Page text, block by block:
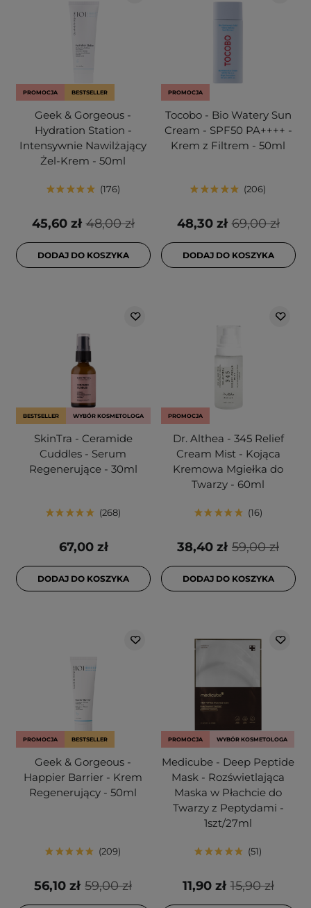
PROMOCJA BESTSELLER
Geek & Gorgeous -
Hydration Station -
Intensywnie Nawilżający
Żel-Krem - 50ml
176
48,00 zł
45,60 zł
DODAJ DO KOSZYKA
PROMOCJA
Tocobo - Bio Watery Sun
Cream - SPF50 PA++++ -
Krem z Filtrem - 50ml
206
69,00 zł
48,30 zł
DODAJ DO KOSZYKA
BESTSELLER WYBÓR KOSMETOLOGA
SkinTra - Ceramide
Cuddles - Serum
Regenerujące - 30ml
268
67,00 zł
DODAJ DO KOSZYKA
PROMOCJA
Dr. Althea - 345 Relief
Cream Mist - Kojąca
Kremowa Mgiełka do
Twarzy - 60ml
16
59,00 zł
38,40 zł
DODAJ DO KOSZYKA
PROMOCJA BESTSELLER
Geek & Gorgeous -
Happier Barrier - Krem
Regenerujący - 50ml
209
59,00 zł
56,10 zł
PROMOCJA WYBÓR KOSMETOLOGA
Medicube - Deep Peptide
Mask - Rozświetlająca
Maska w Płachcie do
Twarzy z Peptydami -
1szt/27ml
51
15,90 zł
11,90 zł